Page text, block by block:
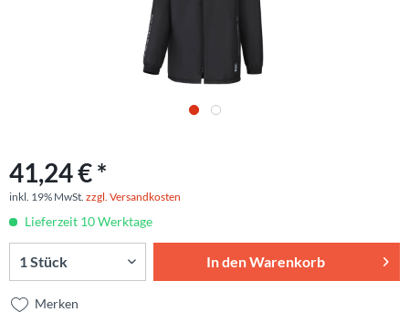
41,24 € *
inkl. 19% MwSt. zzgl. Versandkosten
Lieferzeit 10 Werktage
In denWarenkorb
Merken